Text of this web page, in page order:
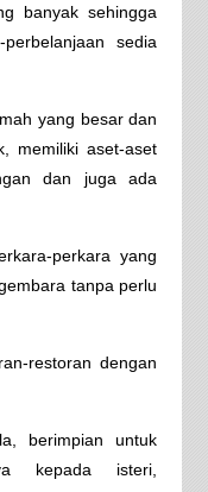
banyak sehingga
sedia
yang besar dan
memiliki aset-aset
dan juga ada
perkara yang
tanpa perlu
restoran dengan
berimpian untuk
kepada isteri,